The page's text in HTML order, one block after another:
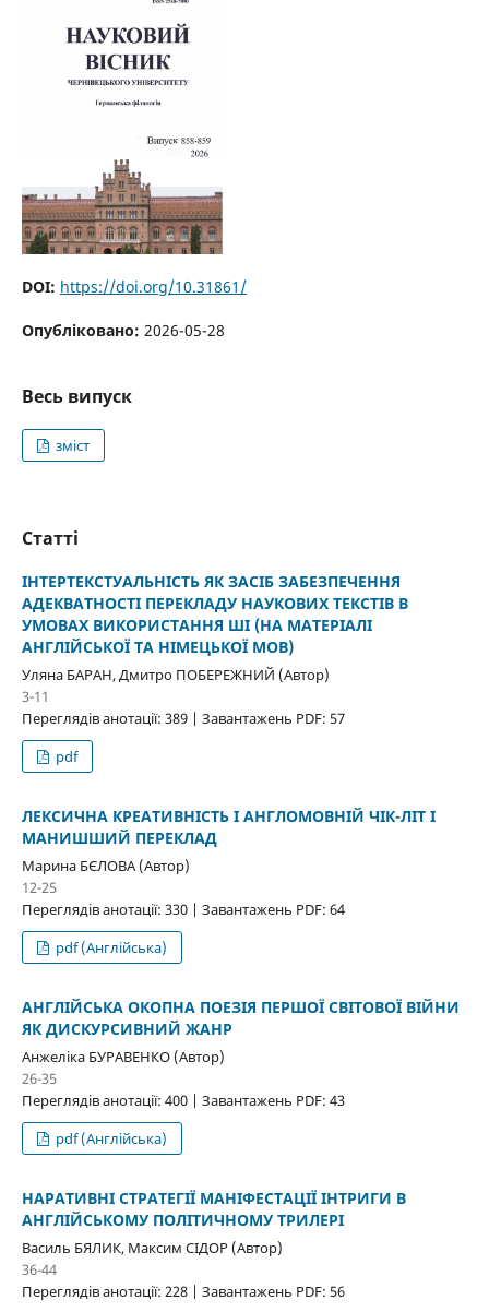
DOI: https://doi.org/10.31861/
Опубліковано: 2026-05-28
Весь випуск
зміст
Статті
ІНТЕРТЕКСТУАЛЬНІСТЬ ЯК ЗАСІБ ЗАБЕЗПЕЧЕННЯ
АДЕКВАТНОСТІ ПЕРЕКЛАДУ НАУКОВИХ ТЕКСТІВ В
УМОВАХ ВИКОРИСТАННЯ ШІ (НА МАТЕРІАЛІ
АНГЛІЙСЬКОЇ ТА НІМЕЦЬКОЇ МОВ)
Уляна БАРАН, Дмитро ПОБЕРЕЖНИЙ (Автор)
3-11
Переглядів анотації: 389 | Завантажень PDF: 57
pdf
ЛЕКСИЧНА КРЕАТИВНІСТЬ І АНГЛОМОВНІЙ ЧІК-ЛІТ І
МАНИШШИЙ ПЕРЕКЛАД
Марина БЄЛОВА (Автор)
12-25
Переглядів анотації: 330 | Завантажень PDF: 64
pdf (Англійська)
АНГЛІЙСЬКА ОКОПНА ПОЕЗІЯ ПЕРШОЇ СВІТОВОЇ ВІЙНИ
ЯК ДИСКУРСИВНИЙ ЖАНР
Анжеліка БУРАВЕНКО (Автор)
26-35
Переглядів анотації: 400 | Завантажень PDF: 43
pdf (Англійська)
НАРАТИВНІ СТРАТЕГІЇ МАНІФЕСТАЦІЇ ІНТРИГИ В
АНГЛІЙСЬКОМУ ПОЛІТИЧНОМУ ТРИЛЕРІ
Василь БЯЛИК, Максим СІДОР (Автор)
36-44
Переглядів анотації: 228 | Завантажень PDF: 56